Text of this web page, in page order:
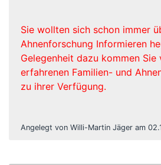
Sie wollten sich schon immer
Ahnenforschung Informieren
Gelegenheit dazu kommen Sie
erfahrenen Familien- und
zu ihrer Verfügung.
Angelegt von Willi-Martin Jäger am